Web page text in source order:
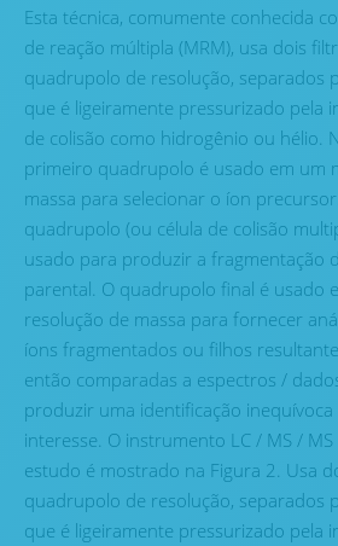
Esta técnica, comumente conhecida
de reação múltipla (MRM), usa dois
quadrupolo de resolução, separados
que é ligeiramente pressurizado pela
de colisão como hidrogênio ou hélio.
primeiro quadrupolo é usado em um
massa para selecionar o íon
quadrupolo (ou célula de colisão
usado para produzir a fragmentação
parental. O quadrupolo final é usado
resolução de massa para fornecer
íons fragmentados ou filhos
então comparadas a espectros /
produzir uma identificação
interesse. O instrumento LC / MS /
estudo é mostrado na Figura 2. Usa
quadrupolo de resolução, separados
que é ligeiramente pressurizado pela